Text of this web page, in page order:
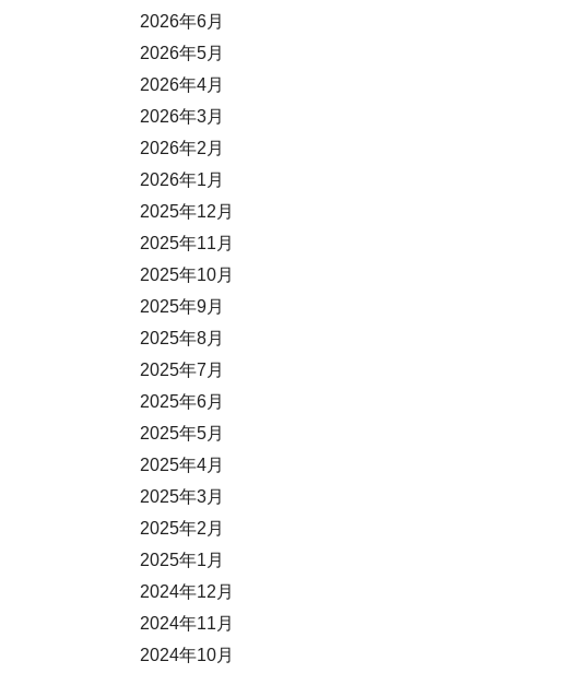
2026年6月
2026年5月
2026年4月
2026年3月
2026年2月
2026年1月
2025年12月
2025年11月
2025年10月
2025年9月
2025年8月
2025年7月
2025年6月
2025年5月
2025年4月
2025年3月
2025年2月
2025年1月
2024年12月
2024年11月
2024年10月